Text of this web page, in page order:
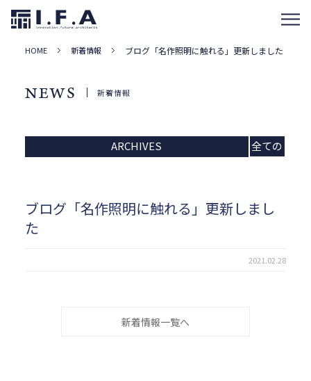
HOME 新着情報 ブログ「名作照明に触れる」更新しました
NEWS 新着情報
ARCHIVES
全ての
ブログ「名作照明に触れる」更新しまし
た
2021.02.28
新着情報一覧へ